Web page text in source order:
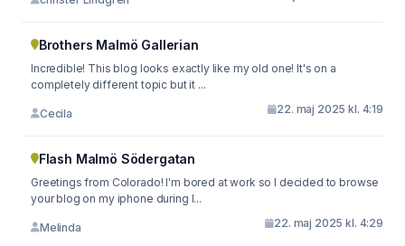
Brothers Malmö Gallerian
Incredible! This blog looks exactly like my old one! It's on a
completely different topic but it ...
Cecila 22. maj 2025 kl. 4:19
Flash Malmö Södergatan
Greetings from Colorado! I'm bored at work so I decided to browse
your blog on my iphone during l...
Melinda 22. maj 2025 kl. 4:29